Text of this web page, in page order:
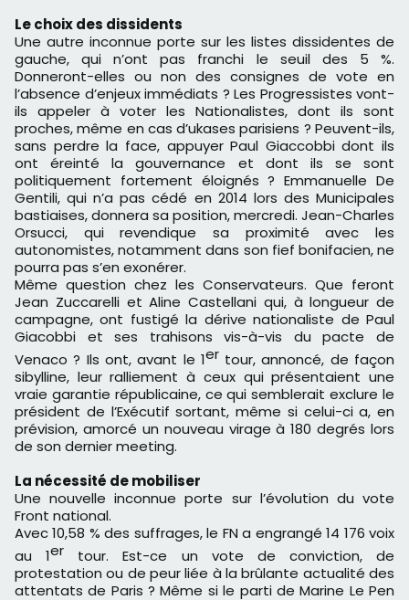
Le choix des dissidents
Une autre inconnue porte sur les listes dissidentes de
gauche, qui n’ont pas franchi le seuil des 5 %.
Donneront-elles ou non des consignes de vote en
l’absence d’enjeux immédiats ? Les Progressistes vont-
ils appeler à voter les Nationalistes, dont ils sont
proches, même en cas d’ukases parisiens ? Peuvent-ils,
sans perdre la face, appuyer Paul Giaccobbi dont ils
ont éreinté la gouvernance et dont ils se sont
politiquement fortement éloignés ? Emmanuelle De
Gentili, qui n’a pas cédé en 2014 lors des Municipales
bastiaises, donnera sa position, mercredi. Jean-Charles
Orsucci, qui revendique sa proximité avec les
autonomistes, notamment dans son fief bonifacien, ne
pourra pas s’en exonérer.
Même question chez les Conservateurs. Que feront
Jean Zuccarelli et Aline Castellani qui, à longueur de
campagne, ont fustigé la dérive nationaliste de Paul
Giacobbi et ses trahisons vis-à-vis du pacte de
Venaco ? Ils ont, avant le 1ertour, annoncé, de façon
sibylline, leur ralliement à ceux qui présentaient une
vraie garantie républicaine, ce qui semblerait exclure le
président de l’Exécutif sortant, même si celui-ci a, en
prévision, amorcé un nouveau virage à 180 degrés lors
de son dernier meeting.
La nécessité de mobiliser
Une nouvelle inconnue porte sur l’évolution du vote
Front national.
Avec 10,58 % des suffrages, le FN a engrangé 14 176 voix
au 1er tour. Est-ce un vote de conviction, de
protestation ou de peur liée à la brûlante actualité des
attentats de Paris ? Même si le parti de Marine Le Pen